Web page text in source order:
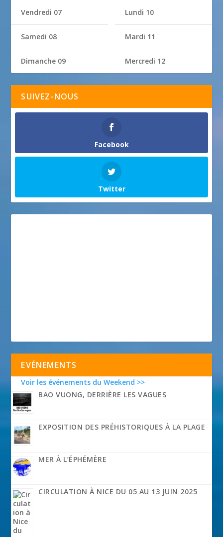
Vendredi 07
Samedi 08
Dimanche 09
Lundi 10
Mardi 11
Mercredi 12
SUIVEZ-NOUS
Facebook
Twitter
EVÉNEMENTS
Voir les événements du Weekend >>
BAO VUONG, DERRIÈRE LES VAGUES
EXPOSITION DES PRÉHISTORIQUES À LA PLAGE
MER À L’ÉPHÉMÈRE
CIRCULATION À NICE DU 05 AU 13 JUIN 2025